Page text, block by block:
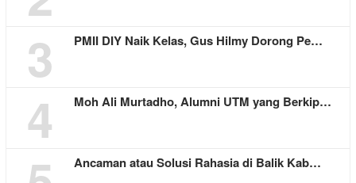
3 PMII DIY Naik Kelas, Gus Hilmy Dorong Pe…
4 Moh Ali Murtadho, Alumni UTM yang Berkip…
Ancaman atau Solusi Rahasia di Balik Kab…